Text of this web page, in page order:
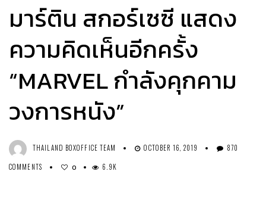
มาร์ติน สกอร์เซซี แสดง
ความคิดเห็นอีกครั้ง
“MARVEL กำลังคุกคาม
วงการหนัง”
THAILAND BOXOFFICE TEAM OCTOBER 16, 2019
870
COMMENTS
0 6.9K